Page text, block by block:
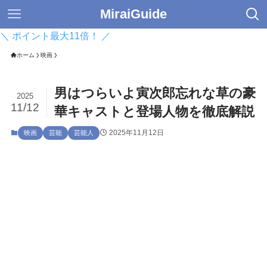
MiraiGuide
＼ ポイント最大11倍！ ／
ホーム 映画
男はつらいよ寅次郎忘れな草の豪
華キャストと登場人物を徹底解説
2025
11/12
映画 芸能 芸能人 2025年11月12日